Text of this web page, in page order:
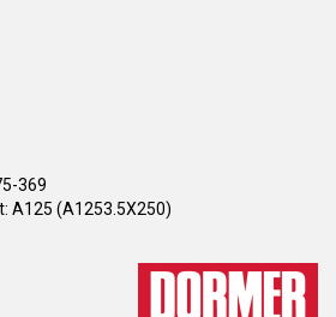
369
A125 (A1253.5X250)